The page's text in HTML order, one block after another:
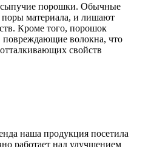
порошки. Обычные
поры материала, и лишают
Кроме того, порошок
повреждающие волокна, что
свойств
наша продукция посетила
работает над улучшением